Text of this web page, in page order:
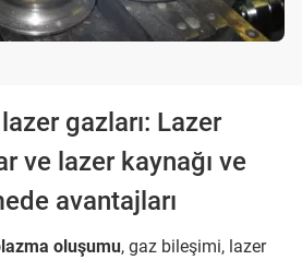
gazları: Lazer
ve lazer kaynağı ve
avantajları
oluşumu, gaz bileşimi, lazer